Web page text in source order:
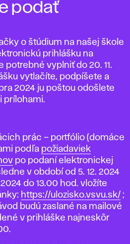
podať
o štúdium na našej škole
prihlášku na
potrebné vyplniť do 20. 11.
vytlačíte, podpíšete a
2024 ju poštou odošlete
prílohami.
prác – portfólio (domáce
podľa požiadaviek
po podaní elektronickej
v období od 5. 12. 2024
2024 do 13.00 hod. vložíte
https://ulozisko.vsvu.sk/ ;
budú zaslané na mailové
v prihláške najneskôr